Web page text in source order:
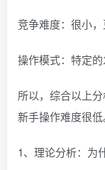
竞争难度：很小
操作模式：特定
所以，综合以上
新手操作难度很低
1、理论分析：为